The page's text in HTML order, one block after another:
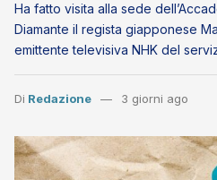
Ha fatto visita alla sede
Diamante il regista giapponese
emittente televisiva NHK del
Di Redazione 3 giorni ago